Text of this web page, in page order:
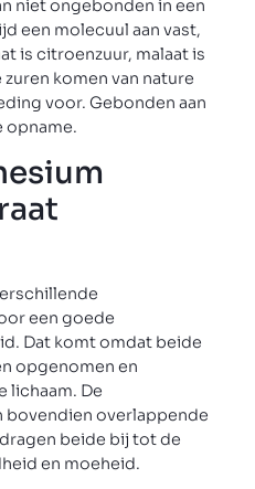
niet ongebonden in een
een molecuul aan vast,
is citroenzuur, malaat is
komen van nature
voor. Gebonden aan
opname.
een goede
Dat komt omdat beide
opgenomen en
lichaam. De
bovendien overlappende
beide bij tot de
en moeheid.